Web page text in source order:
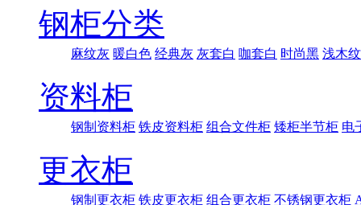
钢柜分类
麻纹灰 暖白色 经典灰 灰套白 咖套白 时尚黑 浅木纹
资料柜
钢制资料柜 铁皮资料柜 组合文件柜 矮柜半节柜 电
更衣柜
钢制更衣柜 铁皮更衣柜 组合更衣柜 不锈钢更衣柜